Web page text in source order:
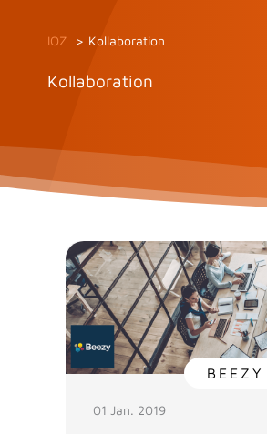
IOZ Kollaboration
Kollaboration
BEEZY
01 Jan. 2019